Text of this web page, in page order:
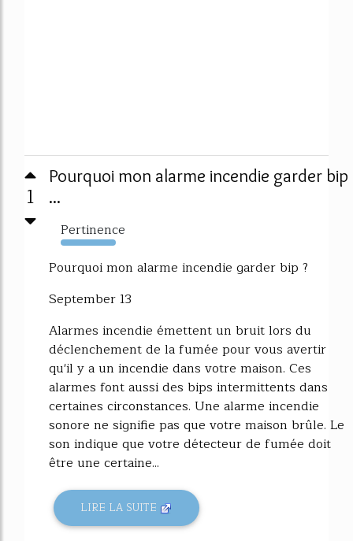
1
Pourquoi mon alarme incendie garder bip
...
Pertinence
352%
Pourquoi mon alarme incendie garder bip ?
September 13
Alarmes incendie émettent un bruit lors du
déclenchement de la fumée pour vous avertir
qu'il y a un incendie dans votre maison. Ces
alarmes font aussi des bips intermittents dans
certaines circonstances. Une alarme incendie
sonore ne signifie pas que votre maison brûle. Le
son indique que votre détecteur de fumée doit
être une certaine...
LIRE LA SUITE